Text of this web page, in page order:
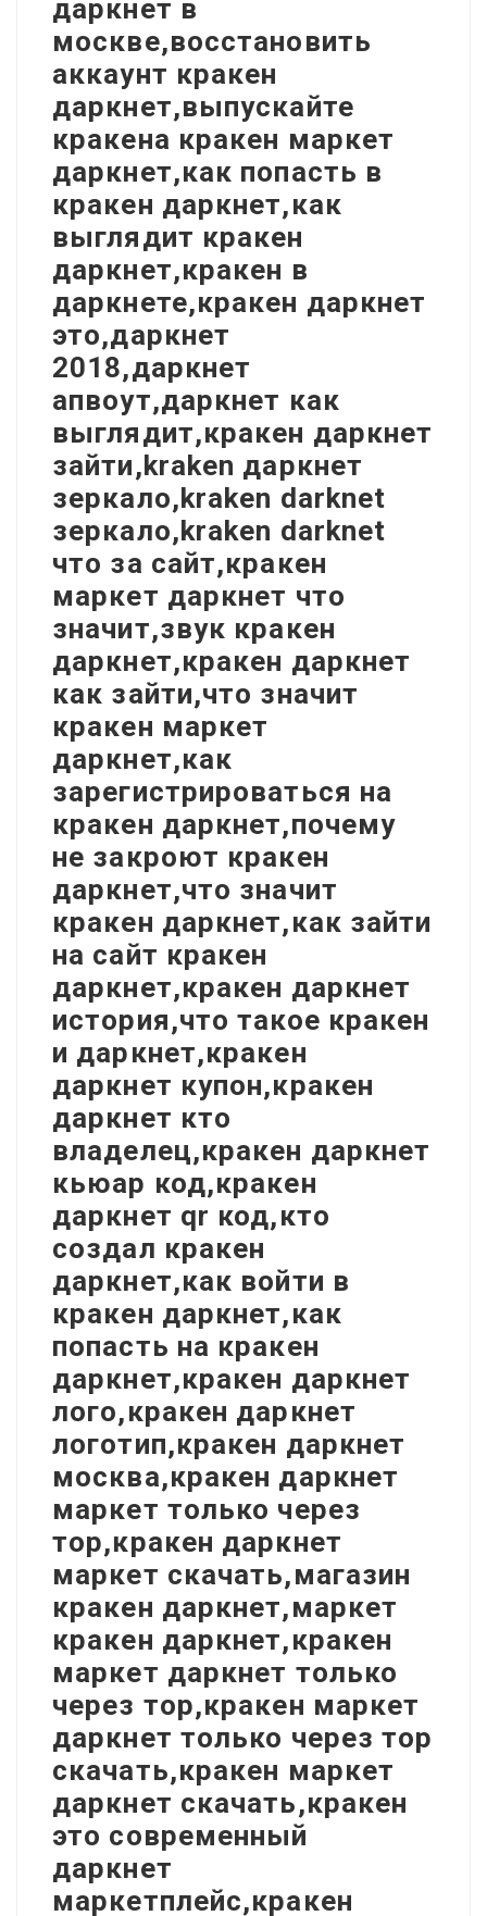
даркнет в
москве,восстановить
аккаунт кракен
даркнет,выпускайте
кракена кракен маркет
даркнет,как попасть в
кракен даркнет,как
выглядит кракен
даркнет,кракен в
даркнете,кракен даркнет
это,даркнет
2018,даркнет
апвоут,даркнет как
выглядит,кракен даркнет
зайти,kraken даркнет
зеркало,kraken darknet
зеркало,kraken darknet
что за сайт,кракен
маркет даркнет что
значит,звук кракен
даркнет,кракен даркнет
как зайти,что значит
кракен маркет
даркнет,как
зарегистрироваться на
кракен даркнет,почему
не закроют кракен
даркнет,что значит
кракен даркнет,как зайти
на сайт кракен
даркнет,кракен даркнет
история,что такое кракен
и даркнет,кракен
даркнет купон,кракен
даркнет кто
владелец,кракен даркнет
кьюар код,кракен
даркнет qr код,кто
создал кракен
даркнет,как войти в
кракен даркнет,как
попасть на кракен
даркнет,кракен даркнет
лого,кракен даркнет
логотип,кракен даркнет
москва,кракен даркнет
маркет только через
тор,кракен даркнет
маркет скачать,магазин
кракен даркнет,маркет
кракен даркнет,кракен
маркет даркнет только
через тор,кракен маркет
даркнет только через тор
скачать,кракен маркет
даркнет скачать,кракен
это современный
даркнет
маркетплейс,кракен